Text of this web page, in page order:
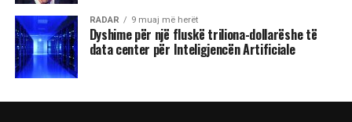
RADAR 9 muaj më herët
Dyshime për një fluskë triliona-dollarëshe të
data center për Inteligjencën Artificiale